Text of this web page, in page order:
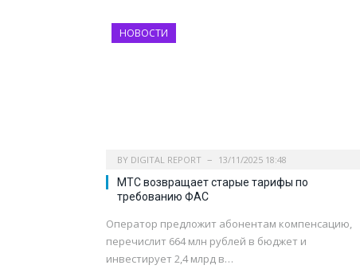
НОВОСТИ
BY DIGITAL REPORT 13/11/2025 18:48
МТС возвращает старые тарифы по
требованию ФАС
Оператор предложит абонентам компенсацию,
перечислит 664 млн рублей в бюджет и
инвестирует 2,4 млрд в…